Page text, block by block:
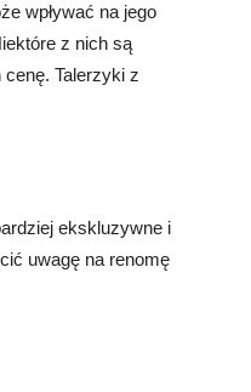
wpływać na jego
z nich są
Talerzyki z
ekskluzywne i
uwagę na renomę